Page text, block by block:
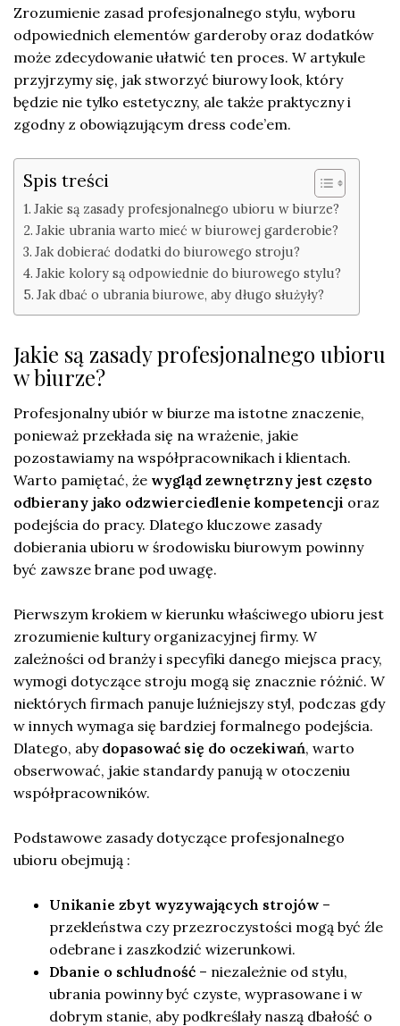
Zrozumienie zasad profesjonalnego stylu, wyboru
odpowiednich elementów garderoby oraz dodatków
może zdecydowanie ułatwić ten proces. W artykule
przyjrzymy się, jak stworzyć biurowy look, który
będzie nie tylko estetyczny, ale także praktyczny i
zgodny z obowiązującym dress code’em.
Spis treści
Jakie są zasady profesjonalnego ubioru w biurze?
Jakie ubrania warto mieć w biurowej garderobie?
Jak dobierać dodatki do biurowego stroju?
Jakie kolory są odpowiednie do biurowego stylu?
Jak dbać o ubrania biurowe, aby długo służyły?
Jakie są zasady profesjonalnego ubioru
w biurze?
Profesjonalny ubiór w biurze ma istotne znaczenie,
ponieważ przekłada się na wrażenie, jakie
pozostawiamy na współpracownikach i klientach.
Warto pamiętać, że wygląd zewnętrzny jest często
odbierany jako odzwierciedlenie kompetencji oraz
podejścia do pracy. Dlatego kluczowe zasady
dobierania ubioru w środowisku biurowym powinny
być zawsze brane pod uwagę.
Pierwszym krokiem w kierunku właściwego ubioru jest
zrozumienie kultury organizacyjnej firmy. W
zależności od branży i specyfiki danego miejsca pracy,
wymogi dotyczące stroju mogą się znacznie różnić. W
niektórych firmach panuje luźniejszy styl, podczas gdy
w innych wymaga się bardziej formalnego podejścia.
Dlatego, aby dopasować się do oczekiwań, warto
obserwować, jakie standardy panują w otoczeniu
współpracowników.
Podstawowe zasady dotyczące profesjonalnego
ubioru obejmują :
Unikanie zbyt wyzywających strojów –
przekleństwa czy przezroczystości mogą być źle
odebrane i zaszkodzić wizerunkowi.
Dbanie o schludność – niezależnie od stylu,
ubrania powinny być czyste, wyprasowane i w
dobrym stanie, aby podkreślały naszą dbałość o